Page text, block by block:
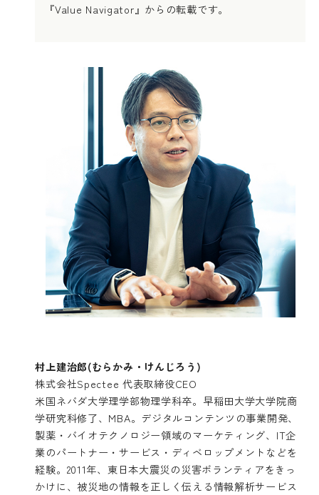
『Value Navigator 』からの転載です。
村上建治郎(むらかみ・けんじろう)
株式会社Spectee 代表取締役CEO
米国ネバダ大学理学部物理学科卒。早稲田大学大学院商
学研究科修了、MBA。デジタルコンテンツの事業開発、
製薬・バイオテクノロジー領域のマーケティング、IT企
業のパートナー・サービス・ディベロップメントなどを
経験。2011年、東日本大震災の災害ボランティアをきっ
かけに、被災地の情報を正しく伝える情報解析サービス